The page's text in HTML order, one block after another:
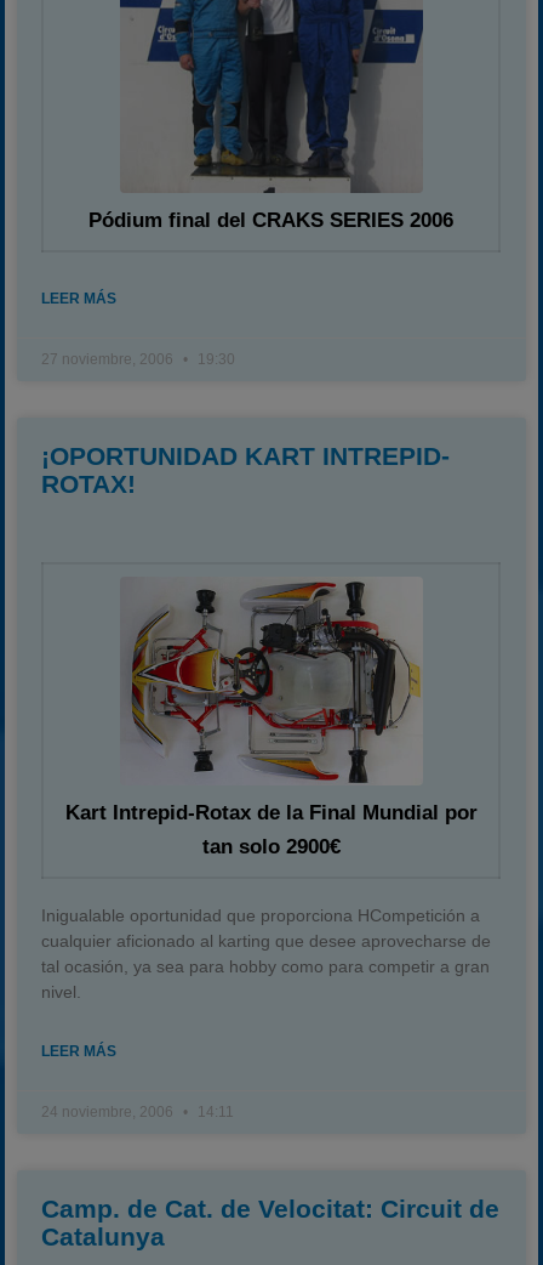
Pódium final del CRAKS SERIES 2006
LEER MÁS
27 noviembre, 2006 19:30
¡OPORTUNIDAD KART INTREPID-
ROTAX!
Kart Intrepid-Rotax de la Final Mundial por
tan solo 2900€
Inigualable oportunidad que proporciona HCompetición a
cualquier aficionado al karting que desee aprovecharse de
tal ocasión, ya sea para hobby como para competir a gran
nivel.
LEER MÁS
24 noviembre, 2006 14:11
Camp. de Cat. de Velocitat: Circuit de
Catalunya